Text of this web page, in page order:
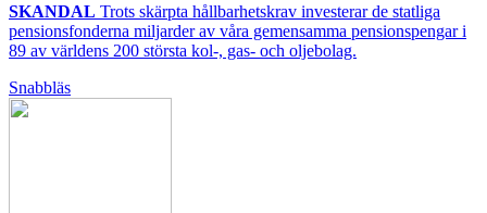
SKANDAL Trots skärpta hållbarhetskrav investerar de statliga
pensionsfonderna miljarder av våra gemensamma pensionspengar i
89 av världens 200 största kol-, gas- och oljebolag.
Snabbläs